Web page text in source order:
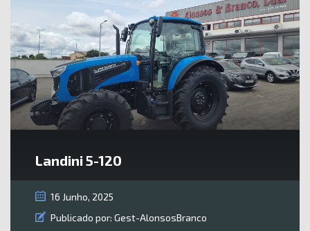
Landini 5-120
16 Junho, 2025
Publicado por: Gest-AlonsosBranco